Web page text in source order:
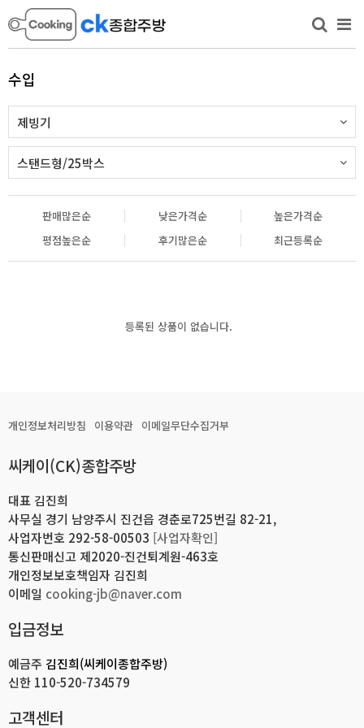
수입
제빙기
스탠드형/25박스
판매많은순 낮은가격순
높은가격순
평점높은순
후기많은순 최근등록순
등록된 상품이 없습니다.
개인정보처리방침 이용약관 이메일무단수집거부
씨케이(CK)종합주방
대표 김진희
사무실 경기 남양주시 진건읍 경춘로725번길 82-21,
사업자번호 292-58-00503 [사업자확인]
통신판매신고 제2020-진건퇴계원-463호
개인정보보호책임자 김진희
이메일 cooking-jb@naver.com
입금정보
예금주 김진희(씨케이종합주방)
신한 110-520-734579
고객센터